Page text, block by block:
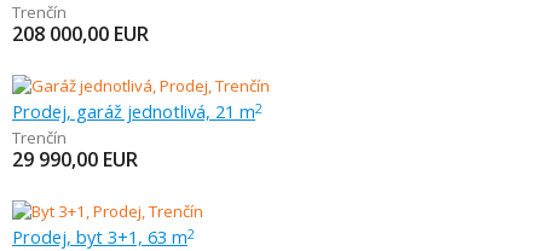
Trenčín
208 000,00 EUR
Prodej, garáž jednotlivá, 21 m2
Trenčín
29 990,00 EUR
Prodej, byt 3+1, 63 m2